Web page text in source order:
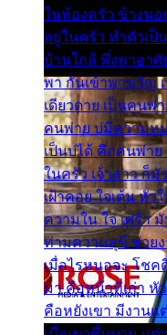
ในห้องครัว ข้างนอ
อยู่ในครัว ทำตัวเป็
บ้านใกล้ พึ่งพาอาศั
พา กันเข้าพาขวัญ
เดียวดาย เป็นคนพ่
คนพ่าย บ่มีความหม
เป็นบ่ได้ คือคนพ่า
ในครัว เจ้าสาว ก็มั
เฝ้าคอย ใจเต้น หัว
ความใน ใจ เศร้า
ท่ามความสุขี ช่วยง
เมื่อไรหนอจะ โชค
มา คือหน้าที่เก่า หั
คือหยังเขา มีงานแ